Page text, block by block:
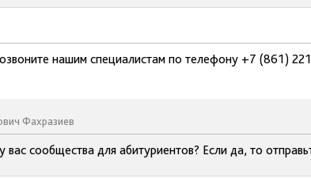
нашим специалистам по телефону +7 (861)
Фахразиев
вас сообщества для абитуриентов? Если да, то